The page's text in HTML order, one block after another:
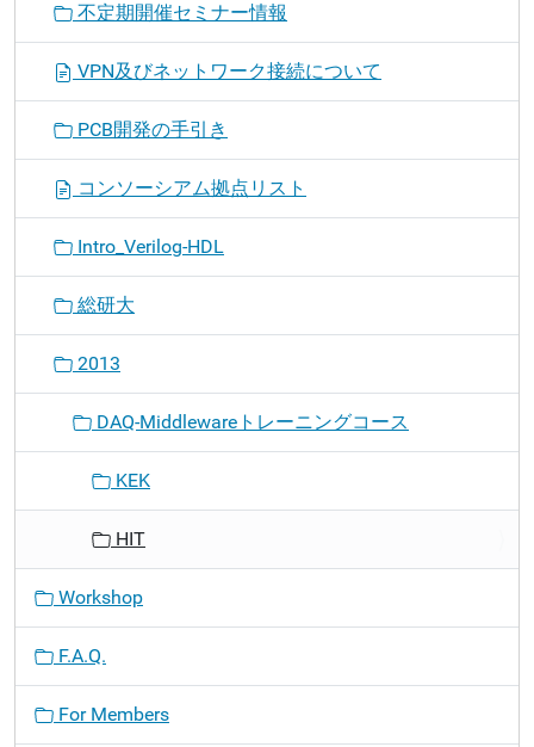
不定期開催セミナー情報
VPN及びネットワーク接続について
PCB開発の手引き
コンソーシアム拠点リスト
Intro_Verilog-HDL
総研大
2013
DAQ-Middlewareトレーニングコース
KEK
HIT
Workshop
F.A.Q.
For Members